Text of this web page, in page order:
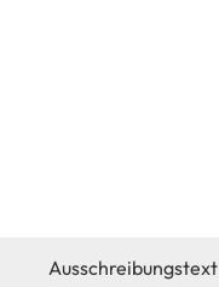
Ausschreibungstext